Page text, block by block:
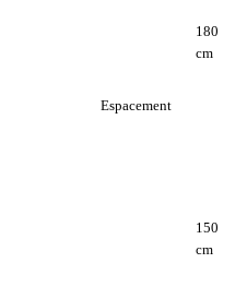
Espacement
180
cm
150
cm